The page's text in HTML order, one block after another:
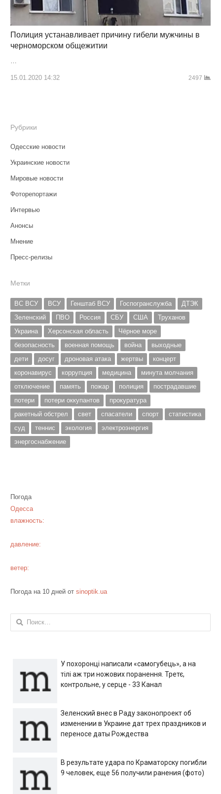
Полиция устанавливает причину гибели мужчины в
черноморском общежитии
15.01.2020 14:32 2497
Рубрики
Одесские новости
Украинские новости
Мировые новости
Фоторепортажи
Интервью
Анонсы
Мнение
Пресс-релизы
Метки
ВС ВСУ ВСУ Генштаб ВСУ Госпогранслужба
ДТЭК
Зеленский
ПВО Россия СБУ США
Труханов
Украина
Херсонская область
Чёрное море
безопасность
военная помощь война
выходные
дети
досуг дроновая атака жертвы
концерт
коронавирус
коррупция медицина
минута молчания
отключение
память пожар полиция
пострадавшие
потери
потери оккупантов
прокуратура
ракетный обстрел
свет спасатели спорт
статистика
суд
теннис экология
электроэнергия
энергоснабжение
Погода
Одесса
влажность:
давление:
ветер:
Погода на 10 дней от sinoptik.ua
Найти:
У похоронці написали «самогубець», а на
тілі аж три ножових поранення. Третє,
контрольне, у серце - 33 Канал
Зеленский внес в Раду законопроект об
изменении в Украине дат трех праздников и
переносе даты Рождества
В результате удара по Краматорску погибли
9 человек, еще 56 получили ранения (фото)